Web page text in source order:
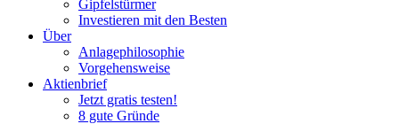
Gipfelstürmer
Investieren mit den Besten
Über
Anlagephilosophie
Vorgehensweise
Aktienbrief
Jetzt gratis testen!
8 gute Gründe